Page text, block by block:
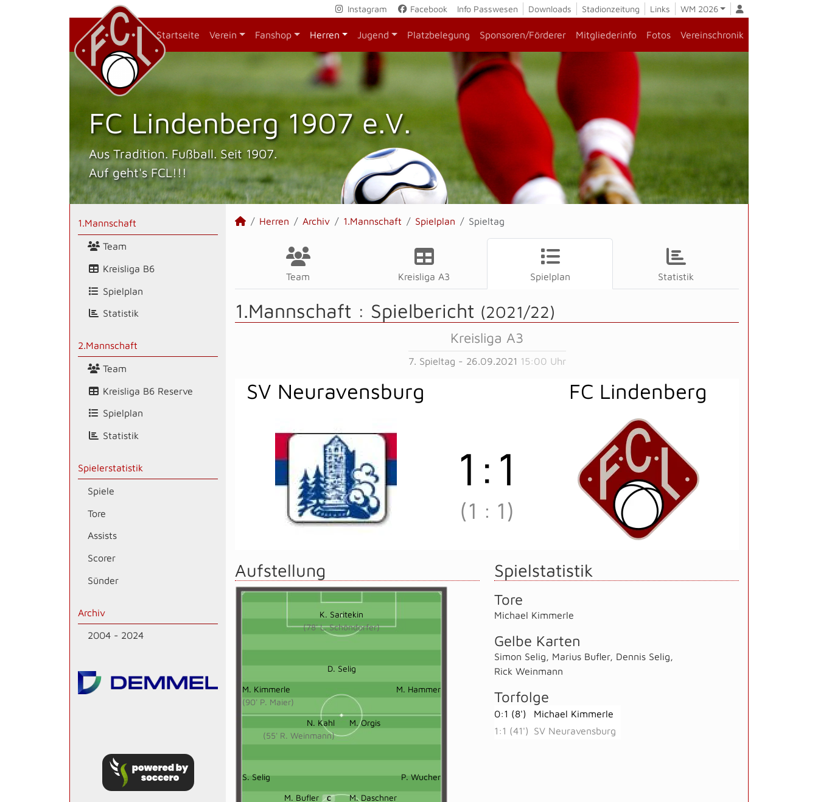
Instagram Facebook Info Passwesen Downloads Stadionzeitung Links WM 2026
Startseite Verein Fanshop Herren Jugend Platzbelegung Sponsoren/Förderer Mitgliederinfo Fotos Vereinschronik
FC Lindenberg 1907 e.V.
Aus Tradition. Fußball. Seit 1907.
Auf geht's FCL!!!
1.Mannschaft
Team
Kreisliga B6
Spielplan
Statistik
2.Mannschaft
Team
Kreisliga B6 Reserve
Spielplan
Statistik
Spielerstatistik
Spiele
Tore
Assists
Scorer
Sünder
Archiv
2004 - 2024
Herren Archiv 1.Mannschaft Spielplan Spieltag
Team Kreisliga A3 Spielplan Statistik
1.Mannschaft : Spielbericht (2021/22)
Kreisliga A3
7. Spieltag - 26.09.2021 15:00 Uhr
SV Neuravensburg FC Lindenberg
1 : 1
(1 : 1)
Aufstellung
K. Saritekin
(78' L. Schöndorfer)
D. Selig
M. Kimmerle
(90' P. Maier)
M. Hammer
N. Kahl
(55' R. Weinmann)
M. Orgis
S. Selig
P. Wucher
M. Bufler
C
M. Daschner
Spielstatistik
Tore
Michael Kimmerle
Gelbe Karten
Simon Selig Marius Bufler, Dennis Selig
Rick Weinmann
Torfolge
0:1 (8')
Michael Kimmerle
1:1 (41')
SV Neuravensburg